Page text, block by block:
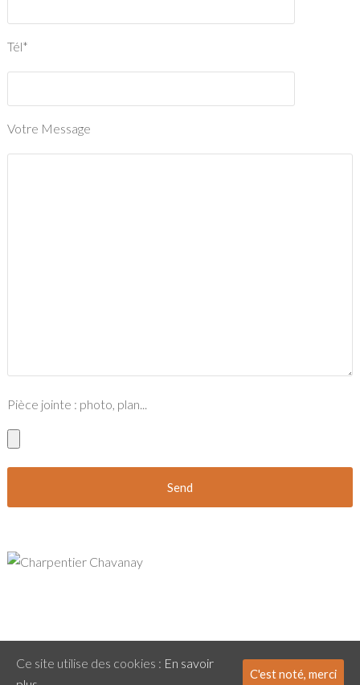
Tél*
Votre Message
Pièce jointe : photo, plan...
Ce site utilise des cookies : En savoir
C'est noté, merci